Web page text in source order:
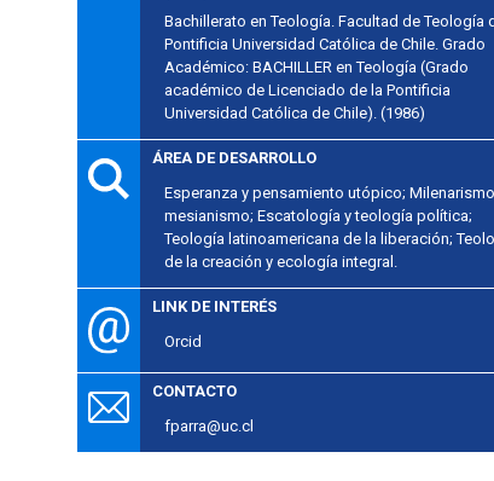
Bachillerato en Teología. Facultad de Teología
Pontificia Universidad Católica de Chile. Grado
Académico: BACHILLER en Teología (Grado
académico de Licenciado de la Pontificia
Universidad Católica de Chile). (1986)
ÁREA DE DESARROLLO
Esperanza y pensamiento utópico;
mesianismo; Escatología y teología política;
Teología latinoamericana de la liberación;
de la creación y ecología integral.
LINK DE INTERÉS
Orcid
CONTACTO
fparra@uc.cl